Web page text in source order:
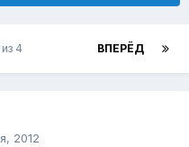
ВПЕРЁД
4
2012